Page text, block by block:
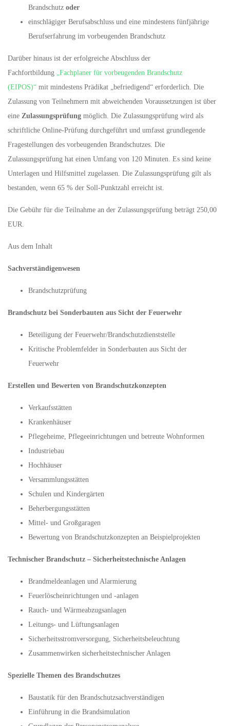
Brandschutz oder
einschlägiger Berufsabschluss und eine mindestens fünfjährige
Berufserfahrung im vorbeugenden Brandschutz
Darüber hinaus ist der erfolgreiche Abschluss der
Fachfortbildung „Fachplaner für vorbeugenden Brandschutz
(EIPOS)“ mit mindestens Prädikat „befriedigend“ erforderlich. Die
Zulassung von Teilnehmern mit abweichenden Voraussetzungen ist über
eine Zulassungsprüfung möglich. Die Zulassungsprüfung wird als
schriftliche Online-Prüfung durchgeführt und umfasst grundlegende
Fragestellungen des vorbeugenden Brandschutzes. Die
Zulassungsprüfung hat einen Umfang von 120 Minuten. Es sind keine
Unterlagen und Hilfsmittel zugelassen. Die Zulassungsprüfung gilt als
bestanden, wenn 65 % der Soll-Punktzahl erreicht ist.
Die Gebühr für die Teilnahme an der Zulassungsprüfung beträgt 250,00
EUR.
Aus dem Inhalt
Sachverständigenwesen
Brandschutzprüfung
Brandschutz bei Sonderbauten aus Sicht der Feuerwehr
Beteiligung der Feuerwehr/Brandschutzdienststelle
Kritische Problemfelder in Sonderbauten aus Sicht der
Feuerwehr
Erstellen und Bewerten von Brandschutzkonzepten
Verkaufsstätten
Krankenhäuser
Pflegeheime, Pflegeeinrichtungen und betreute Wohnformen
Industriebau
Hochhäuser
Versammlungsstätten
Schulen und Kindergärten
Beherbergungsstätten
Mittel- und Großgaragen
Bewertung von Brandschutzkonzepten an Beispielprojekten
Technischer Brandschutz – Sicherheitstechnische Anlagen
Brandmeldeanlagen und Alarmierung
Feuerlöscheinrichtungen und -anlagen
Rauch- und Wärmeabzugsanlagen
Leitungs- und Lüftungsanlagen
Sicherheitsstromversorgung, Sicherheitsbeleuchtung
Zusammenwirken sicherheitstechnischer Anlagen
Spezielle Themen des Brandschutzes
Baustatik für den Brandschutzsachverständigen
Einführung in die Brandsimulation